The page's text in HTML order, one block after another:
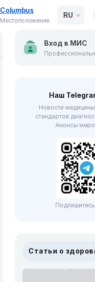
Columbus
Местоположение
RU
Вход в МИС
Наш
Новости
стандартов
Анонсы
Статьи о